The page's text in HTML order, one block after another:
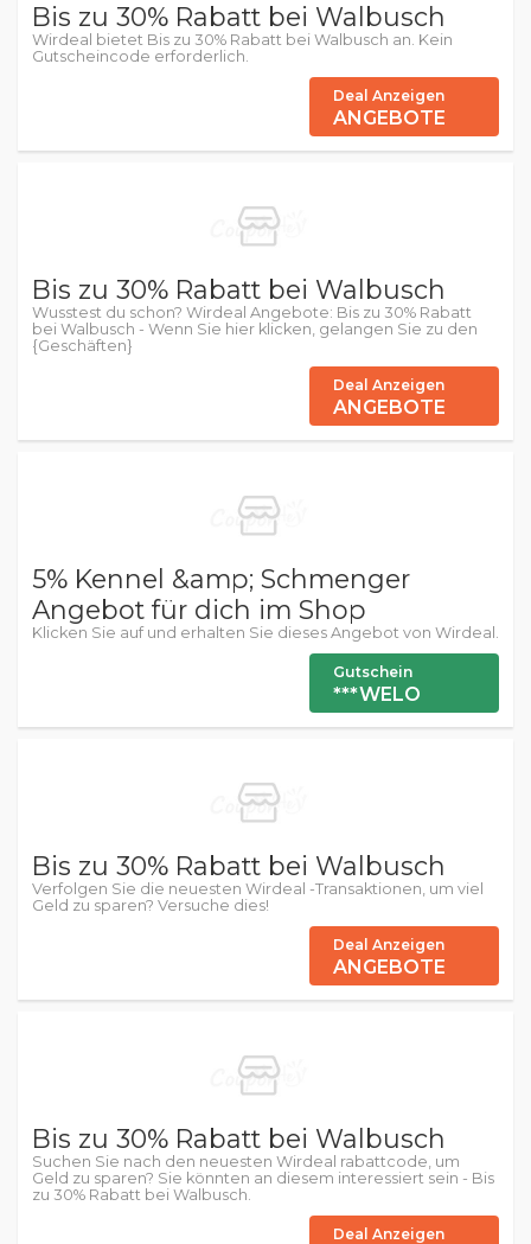
Bis zu 30% Rabatt bei Walbusch
Wirdeal bietet Bis zu 30% Rabatt bei Walbusch an. Kein
Gutscheincode erforderlich.
Deal Anzeigen
ANGEBOTE
Bis zu 30% Rabatt bei Walbusch
Wusstest du schon? Wirdeal Angebote: Bis zu 30% Rabatt
bei Walbusch - Wenn Sie hier klicken, gelangen Sie zu den
{Geschäften}
Deal Anzeigen
ANGEBOTE
5% Kennel &amp; Schmenger
Angebot für dich im Shop
Klicken Sie auf und erhalten Sie dieses Angebot von Wirdeal.
Gutschein
***WELO
Bis zu 30% Rabatt bei Walbusch
Verfolgen Sie die neuesten Wirdeal -Transaktionen, um viel
Geld zu sparen? Versuche dies!
Deal Anzeigen
ANGEBOTE
Bis zu 30% Rabatt bei Walbusch
Suchen Sie nach den neuesten Wirdeal rabattcode, um
Geld zu sparen? Sie könnten an diesem interessiert sein - Bis
zu 30% Rabatt bei Walbusch.
Deal Anzeigen